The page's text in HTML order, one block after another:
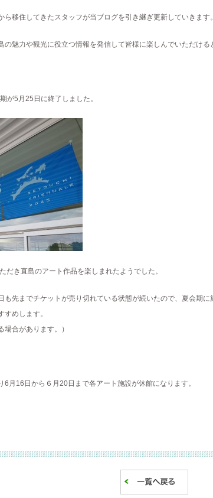
移住してきたスタッフが当ブログを引き継ぎ更新していきます。
の魅力や観光に役立つ情報を発信して皆様に楽しんでいただける
が5月25日に終了しました。
だき直島のアート作品を楽しまれたようでした。
も先までチケットが売り切れている状態が続いたので、夏会期
すめします。
場合があります。）
6月16日から６月20日まで各アート施設が休館になります。